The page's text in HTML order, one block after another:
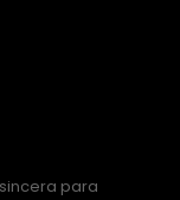
para